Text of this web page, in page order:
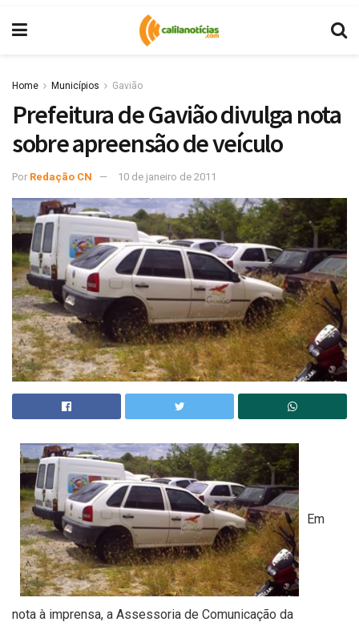
Home Municípios Gavião
Prefeitura de Gavião divulga nota
sobre apreensão de veículo
Por Redação CN 10 de janeiro de 2011
Em
nota à imprensa, a Assessoria de Comunicação da